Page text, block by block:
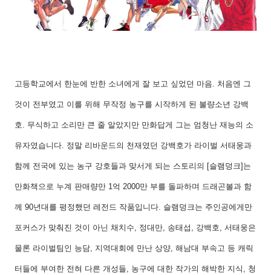
고등학교에서 한눈에 반한 소녀에게 잘 보고 싶었던 마음. 처음엔 그
것이 전부였고 이를 위해 무작정 농구를 시작하게 된 불량소년 강백
호. 무식하고 소리만 큰 줄 알았지만 만화답게 그는 엄청난 재능의 소
유자였습니다. 정말 리바운드의 천재였던 강백호가 라이벌 서태웅과
함께 전국에 있는 농구 강호들과 맞서게 되는 스토리의 [슬램덩크]는
만화책으로 누계 판매량만 1억 2000만 부를 돌파하며 드래곤볼과 함
께 90년대를 평정했던 레전드 작품입니다. 슬램덩크는 주인공에게만
포커스가 맞춰진 것이 아닌 채치수, 정대만, 송태섭, 강백호, 서태웅은
물론 라이벌팀인 능담, 지역대회에 만난 상양, 해남대 부속고 등 캐릭
터들에 부여한 전혀 다른 개성들, 농구에 대한 작가의 해박한 지식, 청